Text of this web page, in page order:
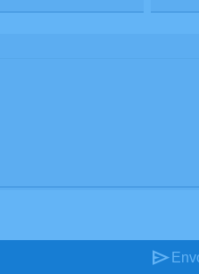
send